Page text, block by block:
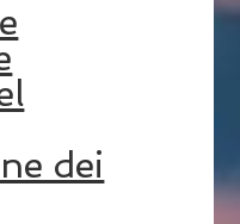
dei